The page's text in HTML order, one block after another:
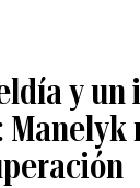
y un
Manelyk